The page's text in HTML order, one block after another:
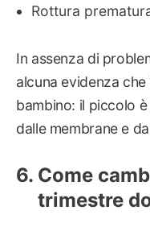
Rottura
In assenza di
alcuna evidenza
bambino: il piccolo
dalle membrane e
Come
trimestre